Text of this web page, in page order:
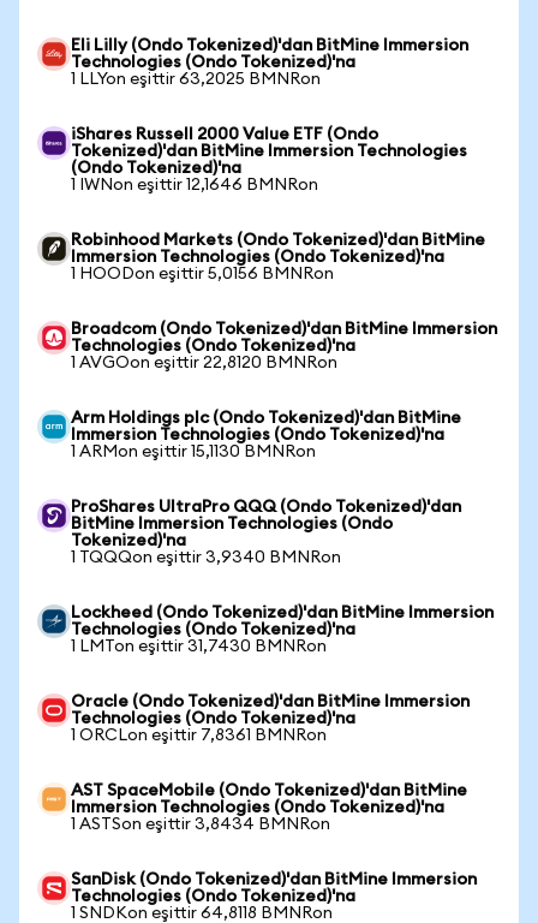
Eli Lilly (Ondo Tokenized)'dan BitMine Immersion
Technologies (Ondo Tokenized)'na
1 LLYon eşittir 63,2025 BMNRon
iShares Russell 2000 Value ETF (Ondo
Tokenized)'dan BitMine Immersion Technologies
(Ondo Tokenized)'na
1 IWNon eşittir 12,1646 BMNRon
Robinhood Markets (Ondo Tokenized)'dan BitMine
Immersion Technologies (Ondo Tokenized)'na
1 HOODon eşittir 5,0156 BMNRon
Broadcom (Ondo Tokenized)'dan BitMine Immersion
Technologies (Ondo Tokenized)'na
1 AVGOon eşittir 22,8120 BMNRon
Arm Holdings plc (Ondo Tokenized)'dan BitMine
Immersion Technologies (Ondo Tokenized)'na
1 ARMon eşittir 15,1130 BMNRon
ProShares UltraPro QQQ (Ondo Tokenized)'dan
BitMine Immersion Technologies (Ondo
Tokenized)'na
1 TQQQon eşittir 3,9340 BMNRon
Lockheed (Ondo Tokenized)'dan BitMine Immersion
Technologies (Ondo Tokenized)'na
1 LMTon eşittir 31,7430 BMNRon
Oracle (Ondo Tokenized)'dan BitMine Immersion
Technologies (Ondo Tokenized)'na
1 ORCLon eşittir 7,8361 BMNRon
AST SpaceMobile (Ondo Tokenized)'dan BitMine
Immersion Technologies (Ondo Tokenized)'na
1 ASTSon eşittir 3,8434 BMNRon
SanDisk (Ondo Tokenized)'dan BitMine Immersion
Technologies (Ondo Tokenized)'na
1 SNDKon eşittir 64,8118 BMNRon